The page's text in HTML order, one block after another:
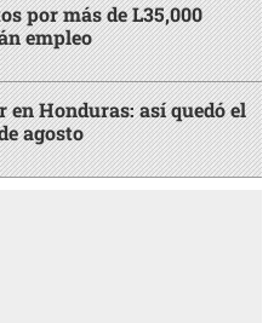
por más de L35,000
empleo
Honduras: así quedó el
agosto